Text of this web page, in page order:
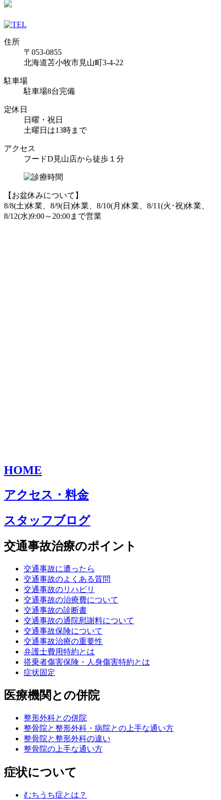
住所
〒053-0855
北海道苫小牧市見山町3-4-22
駐車場
駐車場8台完備
定休日
日曜・祝日
土曜日は13時まで
アクセス
フードD見山店から徒歩１分
【お盆休みについて】
8/8(土)休業、8/9(日)休業、8/10(月)休業、8/11(火･祝)休業、
8/12(水)9:00～20:00まで営業
HOME
アクセス・料金
スタッフブログ
交通事故治療のポイント
交通事故に遭ったら
交通事故のよくある質問
交通事故のリハビリ
交通事故の治療費について
交通事故の診断書
交通事故の通院慰謝料について
交通事故保険について
交通事故治療の重要性
弁護士費用特約とは
搭乗者傷害保険・人身傷害特約とは
症状固定
医療機関との併院
整形外科との併院
整骨院と整形外科・病院との上手な通い方
整骨院と整形外科の違い
整骨院の上手な通い方
症状について
むちうち症とは？